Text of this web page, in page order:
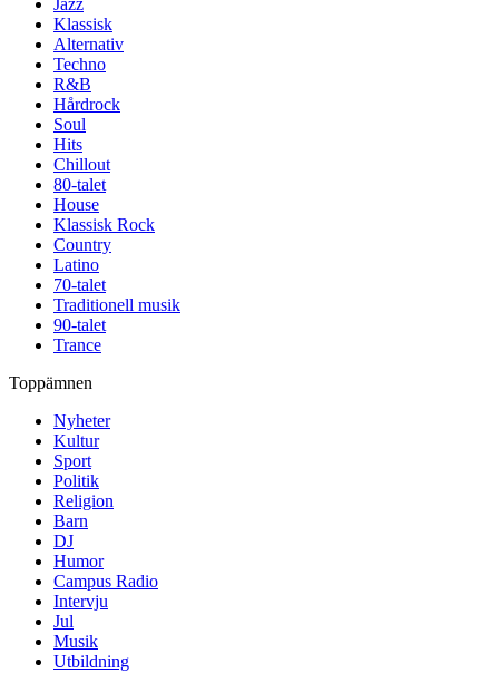
Jazz
Klassisk
Alternativ
Techno
R&B
Hårdrock
Soul
Hits
Chillout
80-talet
House
Klassisk Rock
Country
Latino
70-talet
Traditionell musik
90-talet
Trance
Toppämnen
Nyheter
Kultur
Sport
Politik
Religion
Barn
DJ
Humor
Campus Radio
Intervju
Jul
Musik
Utbildning